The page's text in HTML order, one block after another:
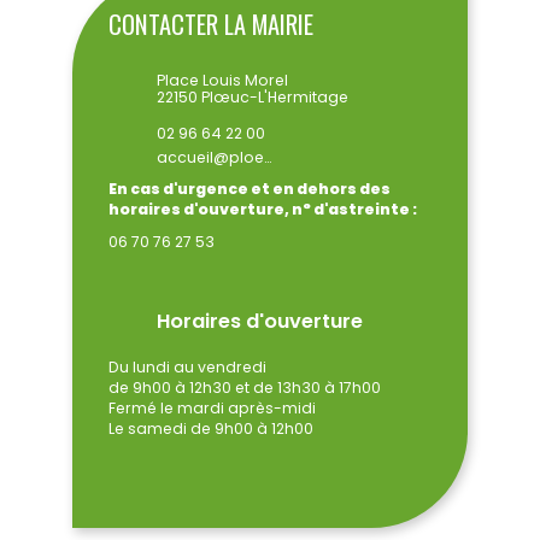
CONTACTER LA MAIRIE
Place Louis Morel
22150 Plœuc-L'Hermitage
02 96 64 22 00
accueil@ploeuclhermitage.bzh
En cas d'urgence et en dehors des
horaires d'ouverture, n° d'astreinte :
06 70 76 27 53
Horaires d'ouverture
Du lundi au vendredi
de 9h00 à 12h30 et de 13h30 à 17h00
Fermé le mardi après-midi
Le samedi de 9h00 à 12h00